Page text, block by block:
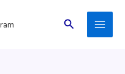
Поиск